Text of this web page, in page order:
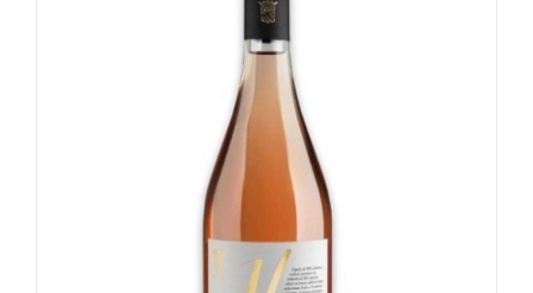
Valutato
4.75su 5